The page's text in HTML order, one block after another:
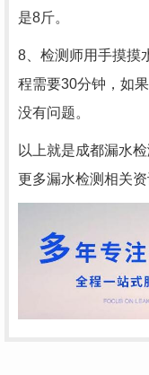
是8斤。
8、检测师用手摸摸
程需要30分钟，如
没有问题。
以上就是成都漏水
更多漏水检测相关资